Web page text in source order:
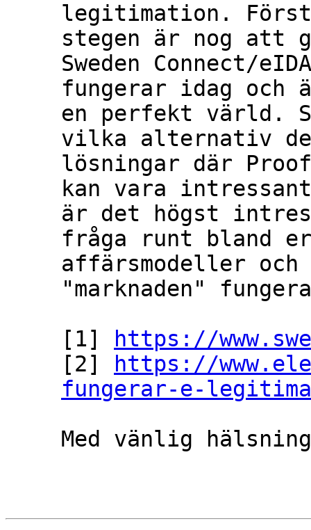
legitimation.
stegen är nog att
Sweden Connect/
fungerar idag
en perfekt värld.
vilka alternativ
lösningar där
kan vara
är det högst
fråga runt bland
affärsmodeller och
"marknaden"
[1]
https://
[2]
https://
fungerar-e-